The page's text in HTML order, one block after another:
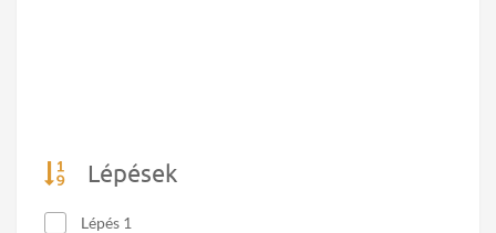
Lépések
Lépés 1